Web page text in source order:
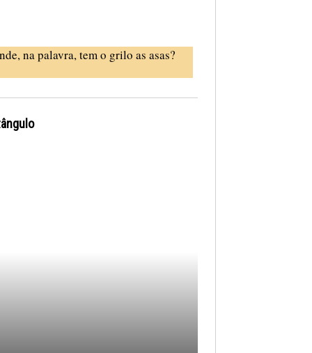
na palavra, tem o grilo as asas?